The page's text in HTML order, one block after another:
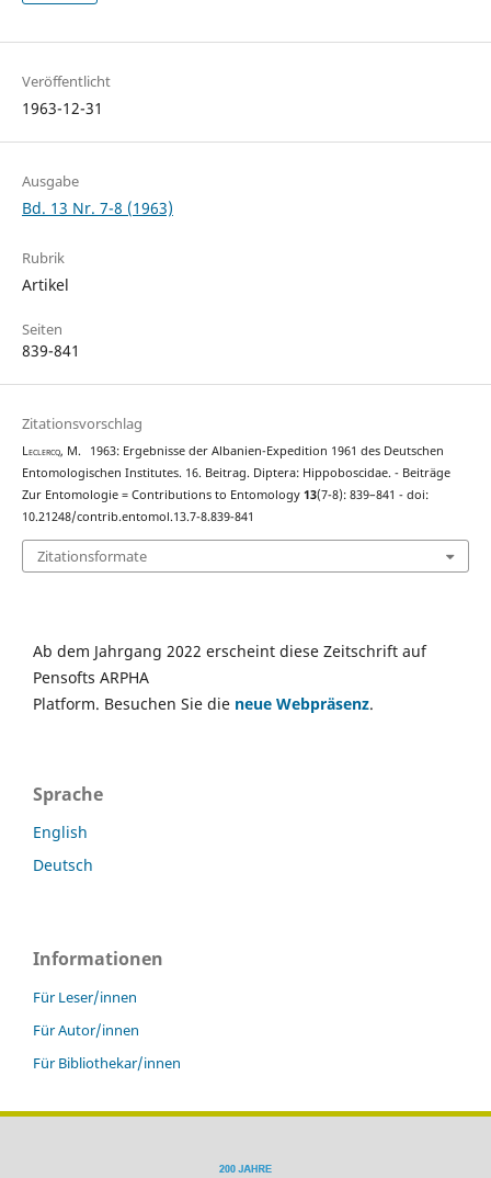
Veröffentlicht
1963-12-31
Zitationsvorschlag
Leclercq, M.
1963: Ergebnisse der Albanien-Expedition 1961 des Deutschen
Entomologischen Institutes. 16. Beitrag. Diptera: Hippoboscidae. - Beiträge
Zur Entomologie = Contributions to Entomology 13(7-8): 839–841 - doi:
10.21248/contrib.entomol.13.7-8.839-841
Zitationsformate
Ausgabe
Bd. 13 Nr. 7-8 (1963)
Rubrik
Artikel
Seiten
839-841
Ab dem Jahrgang 2022 erscheint diese Zeitschrift auf
Pensofts ARPHA
Platform. Besuchen Sie die neue Webpräsenz.
Sprache
English
Deutsch
Informationen
Für Leser/innen
Für Autor/innen
Für Bibliothekar/innen